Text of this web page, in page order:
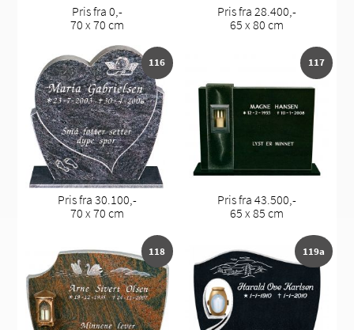
Pris fra 0,-
70 x 70 cm
Pris fra 28.400,-
65 x 80 cm
116
Pris fra 30.100,-
70 x 70 cm
117
Pris fra 43.500,-
65 x 85 cm
118 119a